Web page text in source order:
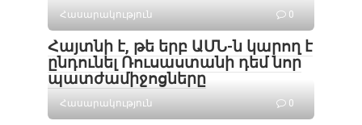
Հասարակություն 0
Հայտնի է, թե երբ ԱՄՆ-ն կարող է
ընդունել Ռուսաստանի դեմ նոր
պատժամիջոցները
Հասարակություն 0